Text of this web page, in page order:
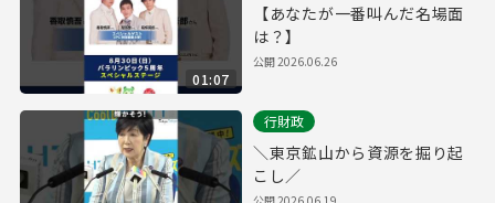
01:07
【あなたが一番叫んだ名場面
は？】
公開 2026.06.26
行財政
＼東京鉱山から資源を掘り起
こし／